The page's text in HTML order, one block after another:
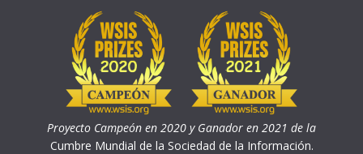
Proyecto Campeón en 2020 y Ganador en 2021 de la
Cumbre Mundial de la Sociedad de la Información.